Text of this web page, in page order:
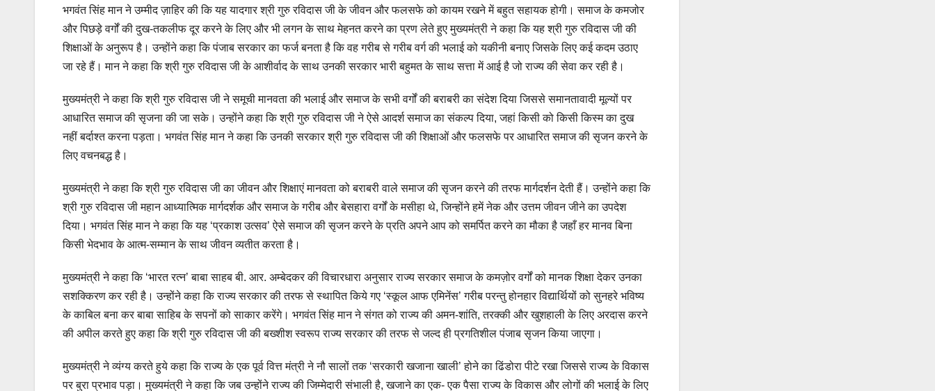
भगवंत सिंह मान ने उम्मीद ज़ाहिर की कि यह यादगार श्री गुरु रविदास जी के जीवन और फलसफे को कायम रखने में बहुत सहायक होगी। समाज के कमजोर
और पिछड़े वर्गों की दुख-तकलीफ दूर करने के लिए और भी लगन के साथ मेहनत करने का प्रण लेते हुए मुख्यमंत्री ने कहा कि यह श्री गुरु रविदास जी की
शिक्षाओं के अनुरूप है। उन्होंने कहा कि पंजाब सरकार का फर्ज बनता है कि वह गरीब से गरीब वर्ग की भलाई को यकीनी बनाए जिसके लिए कई कदम उठाए
जा रहे हैं। मान ने कहा कि श्री गुरु रविदास जी के आशीर्वाद के साथ उनकी सरकार भारी बहुमत के साथ सत्ता में आई है जो राज्य की सेवा कर रही है।
मुख्यमंत्री ने कहा कि श्री गुरु रविदास जी ने समूची मानवता की भलाई और समाज के सभी वर्गों की बराबरी का संदेश दिया जिससे समानतावादी मूल्यों पर
आधारित समाज की सृजना की जा सके। उन्होंने कहा कि श्री गुरु रविदास जी ने ऐसे आदर्श समाज का संकल्प दिया, जहां किसी को किसी किस्म का दुख
नहीं बर्दाश्त करना पड़ता। भगवंत सिंह मान ने कहा कि उनकी सरकार श्री गुरु रविदास जी की शिक्षाओं और फलसफे पर आधारित समाज की सृजन करने के
लिए वचनबद्ध है।
मुख्यमंत्री ने कहा कि श्री गुरु रविदास जी का जीवन और शिक्षाएं मानवता को बराबरी वाले समाज की सृजन करने की तरफ मार्गदर्शन देती हैं। उन्होंने कहा कि
श्री गुरु रविदास जी महान आध्यात्मिक मार्गदर्शक और समाज के गरीब और बेसहारा वर्गों के मसीहा थे, जिन्होंने हमें नेक और उत्तम जीवन जीने का उपदेश
दिया। भगवंत सिंह मान ने कहा कि यह ‘प्रकाश उत्सव’ ऐसे समाज की सृजन करने के प्रति अपने आप को समर्पित करने का मौका है जहाँ हर मानव बिना
किसी भेदभाव के आत्म-सम्मान के साथ जीवन व्यतीत करता है।
मुख्यमंत्री ने कहा कि ‘भारत रत्न’ बाबा साहब बी. आर. अम्बेदकर की विचारधारा अनुसार राज्य सरकार समाज के कमज़ोर वर्गों को मानक शिक्षा देकर उनका
सशक्किरण कर रही है। उन्होंने कहा कि राज्य सरकार की तरफ से स्थापित किये गए ‘स्कूल आफ एमिनेंस’ गरीब परन्तु होनहार विद्यार्थियों को सुनहरे भविष्य
के काबिल बना कर बाबा साहिब के सपनों को साकार करेंगे। भगवंत सिंह मान ने संगत को राज्य की अमन-शांति, तरक्की और खुशहाली के लिए अरदास करने
की अपील करते हुए कहा कि श्री गुरु रविदास जी की बख्शीश स्वरूप राज्य सरकार की तरफ से जल्द ही प्रगतिशील पंजाब सृजन किया जाएगा।
मुख्यमंत्री ने व्यंग्य करते हुये कहा कि राज्य के एक पूर्व वित्त मंत्री ने नौ सालों तक ‘सरकारी खजाना खाली’ होने का ढिंडोरा पीटे रखा जिससे राज्य के विकास
पर बुरा प्रभाव पड़ा। मुख्यमंत्री ने कहा कि जब उन्होंने राज्य की जिम्मेदारी संभाली है, खजाने का एक- एक पैसा राज्य के विकास और लोगों की भलाई के लिए